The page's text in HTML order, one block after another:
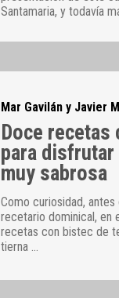
Santamaria, y todavía
Mar Gavilán y Javier
Doce
para disfrutar
muy sabrosa
Como curiosidad,
recetario dominical, en
recetas con bistec de
tierna …